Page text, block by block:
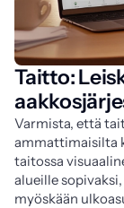
Taitto:
Varmista, että
ammattimaisilta
taitossa
alueille
myöskään